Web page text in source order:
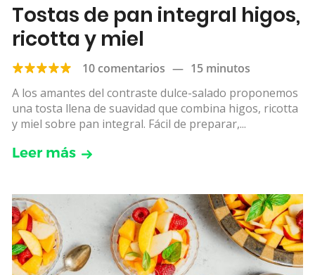
Tostas de pan integral higos,
ricotta y miel
10 comentarios — 15 minutos
A los amantes del contraste dulce-salado proponemos
una tosta llena de suavidad que combina higos, ricotta
y miel sobre pan integral. Fácil de preparar,...
Leer más